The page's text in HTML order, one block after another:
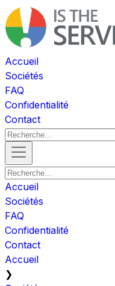
Accueil
Sociétés
FAQ
Confidentialité
Contact
Accueil
Sociétés
FAQ
Confidentialité
Contact
Accueil
❯